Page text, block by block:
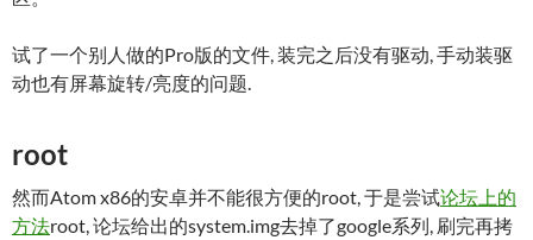
试了一个别人做的Pro版的文件, 装完之后没有驱动, 手动装驱
动也有屏幕旋转/亮度的问题.
root
然而Atom x86的安卓并不能很方便的root, 于是尝试论坛上的
方法root, 论坛给出的system.img去掉了google系列, 刷完再拷